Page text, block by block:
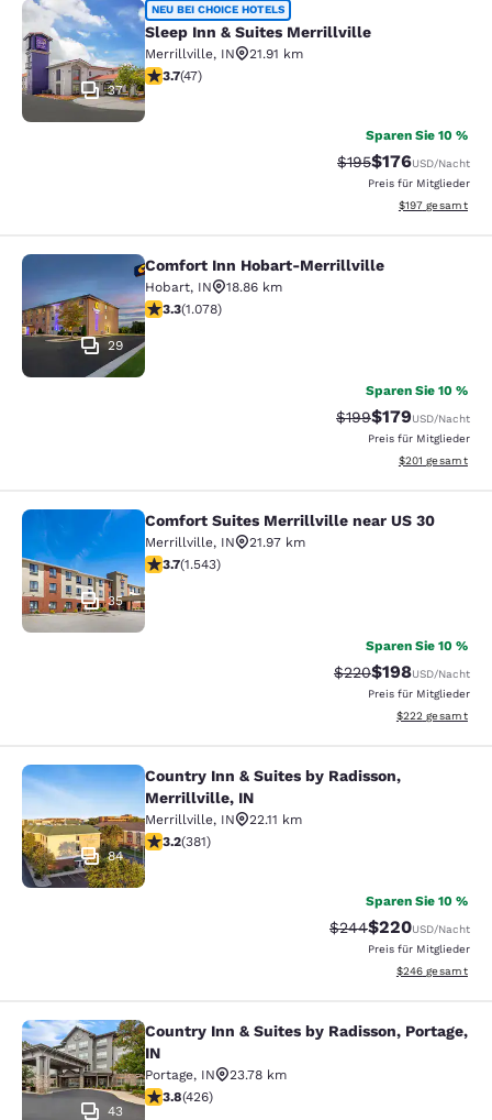
Sleep Inn & Suites Merrillville
37
NEU BEI CHOICE HOTELS
Sleep Inn & Suites Merrillville
Merrillville, IN
21.91 km
3.68-Sterne-Bewertung. Gut. 47 Bewertungen
3.7(47)
Sparen Sie 10 %
Durchgestrichener
$195Vergünstigter
$176USD/Nacht
Preis für Mitglieder
Geschätzte
$197 gesamt
Comfort Inn Hobart-Merrillville
29
Comfort Inn Hobart-Merrillville
Hobart, IN
18.86 km
3.28-Sterne-Bewertung. Gut. 1078 Bewertungen
3.3(1.078)
Sparen Sie 10 %
Durchgestrichener
$199Vergünstigter
$179USD/Nacht
Preis für Mitglieder
Geschätzte
$201 gesamt
Comfort Suites Merrillville near US
35
Comfort Suites Merrillville near US 30
Merrillville, IN
21.97 km
3.7-Sterne-Bewertung. Gut. 1543 Bewertungen
3.7(1.543)
Sparen Sie 10 %
Durchgestrichener
$220Vergünstigter
$198USD/Nacht
Preis für Mitglieder
Geschätzte
$222 gesamt
Country Inn & Suites by Radisson,
84
Country Inn & Suites by Radisson,
Merrillville, IN
Merrillville, IN
22.11 km
3.18-Sterne-Bewertung. Gut. 381 Bewertungen
3.2(381)
Sparen Sie 10 %
Durchgestrichener
$244Vergünstigter
$220USD/Nacht
Preis für Mitglieder
Geschätzte
$246 gesamt
Country Inn & Suites by Radisson,
43
Country Inn & Suites by Radisson, Portage,
IN
Portage, IN
23.78 km
3.79-Sterne-Bewertung. Gut. 426 Bewertungen
3.8(426)